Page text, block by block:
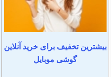
بیشترین تخفیف برای خرید آنلاین
گوشی موبایل